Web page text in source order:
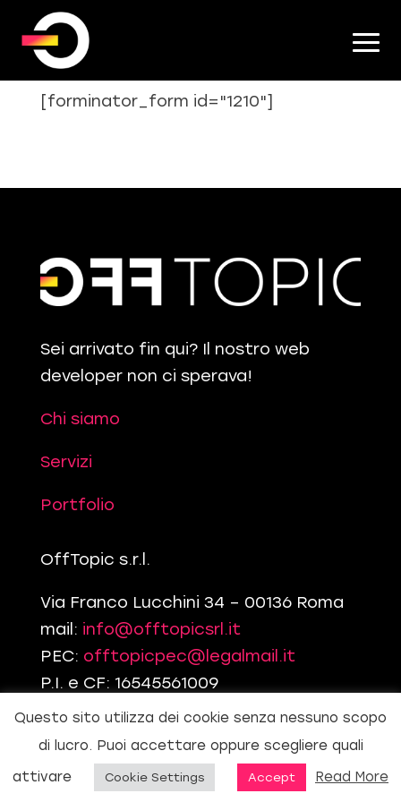
[forminator_form id="1210"]
Sei arrivato fin qui? Il nostro web
developer non ci sperava!
Chi siamo
Servizi
Portfolio
OffTopic s.r.l.
Via Franco Lucchini 34 – 00136 Roma
mail: info@offtopicsrl.it
PEC: offtopicpec@legalmail.it
P.I. e CF: 16545561009
Contattaci
Questo sito utilizza dei cookie senza nessuno scopo
di lucro. Puoi accettare oppure scegliere quali
attivare
Cookie Settings Accept Read More